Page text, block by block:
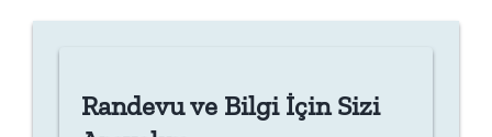
Randevu ve Bilgi İçin Sizi